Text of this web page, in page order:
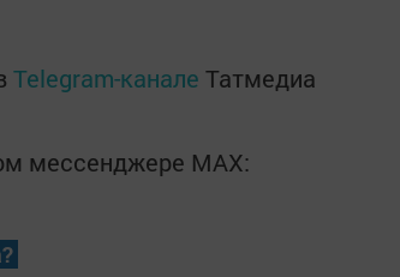
Telegram-канале Татмедиа
мессенджере MАХ: